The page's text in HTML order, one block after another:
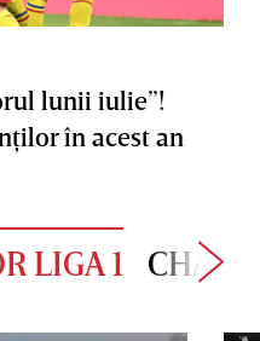
lunii iulie”!
în acest an
LIGA 1